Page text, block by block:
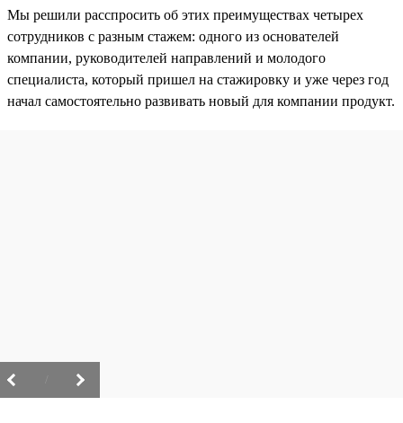
Мы решили расспросить об этих преимуществах четырех
сотрудников с разным стажем: одного из основателей
компании, руководителей направлений и молодого
специалиста, который пришел на стажировку и уже через год
начал самостоятельно развивать новый для компании продукт.